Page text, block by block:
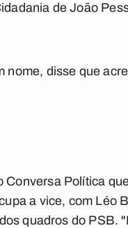
de João
nome, disse que
Conversa Política
a vice, com Léo
quadros do PSB.